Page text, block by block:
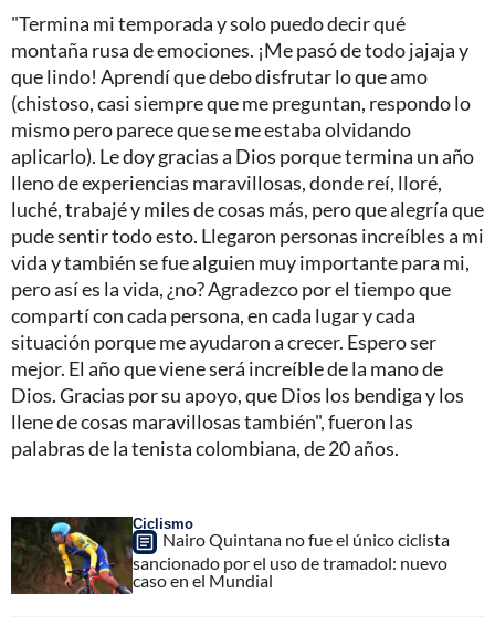
"Termina mi temporada y solo puedo decir qué
montaña rusa de emociones. ¡Me pasó de todo jajaja y
que lindo! Aprendí que debo disfrutar lo que amo
(chistoso, casi siempre que me preguntan, respondo lo
mismo pero parece que se me estaba olvidando
aplicarlo). Le doy gracias a Dios porque termina un año
lleno de experiencias maravillosas, donde reí, lloré,
luché, trabajé y miles de cosas más, pero que alegría que
pude sentir todo esto. Llegaron personas increíbles a mi
vida y también se fue alguien muy importante para mi,
pero así es la vida, ¿no? Agradezco por el tiempo que
compartí con cada persona, en cada lugar y cada
situación porque me ayudaron a crecer. Espero ser
mejor. El año que viene será increíble de la mano de
Dios. Gracias por su apoyo, que Dios los bendiga y los
llene de cosas maravillosas también", fueron las
palabras de la tenista colombiana, de 20 años.
Ciclismo
Nairo Quintana no fue el único ciclista
sancionado por el uso de tramadol: nuevo
caso en el Mundial